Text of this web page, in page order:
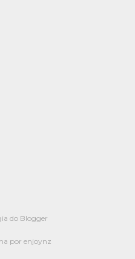
do Blogger
por enjoynz